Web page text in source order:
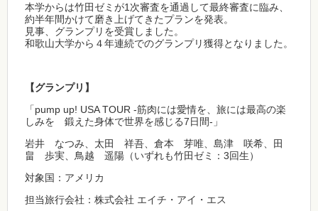
本学からは竹田ゼミが1次審査を通過して最終審査に臨み、
約半年間かけて磨き上げてきたプランを発表。
見事、グランプリを受賞しました。
和歌山大学から４年連続でのグランプリ獲得となりました。
【グランプリ】
「pump up! USA TOUR -筋肉には愛情を、旅には最高の楽
しみを 鍛えた身体で世界を感じる7日間‐」
岩井 なつみ、太田 祥吾、倉本 芽唯、島津 咲希、田
畠 歩実、鳥越 遥陽（いずれも竹田ゼミ：3回生）
対象国：アメリカ
担当旅行会社：株式会社 エイチ・アイ・エス